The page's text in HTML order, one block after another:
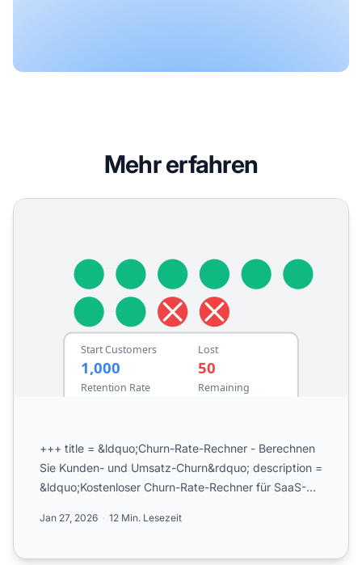
Mehr erfahren
+++ title = &ldquo;Churn-Rate-Rechner - Berechnen
Sie Kunden- und Umsatz-Churn&rdquo; description =
&ldquo;Kostenloser Churn-Rate-Rechner für SaaS-
Jan 27, 2026 12 Min. Lesezeit